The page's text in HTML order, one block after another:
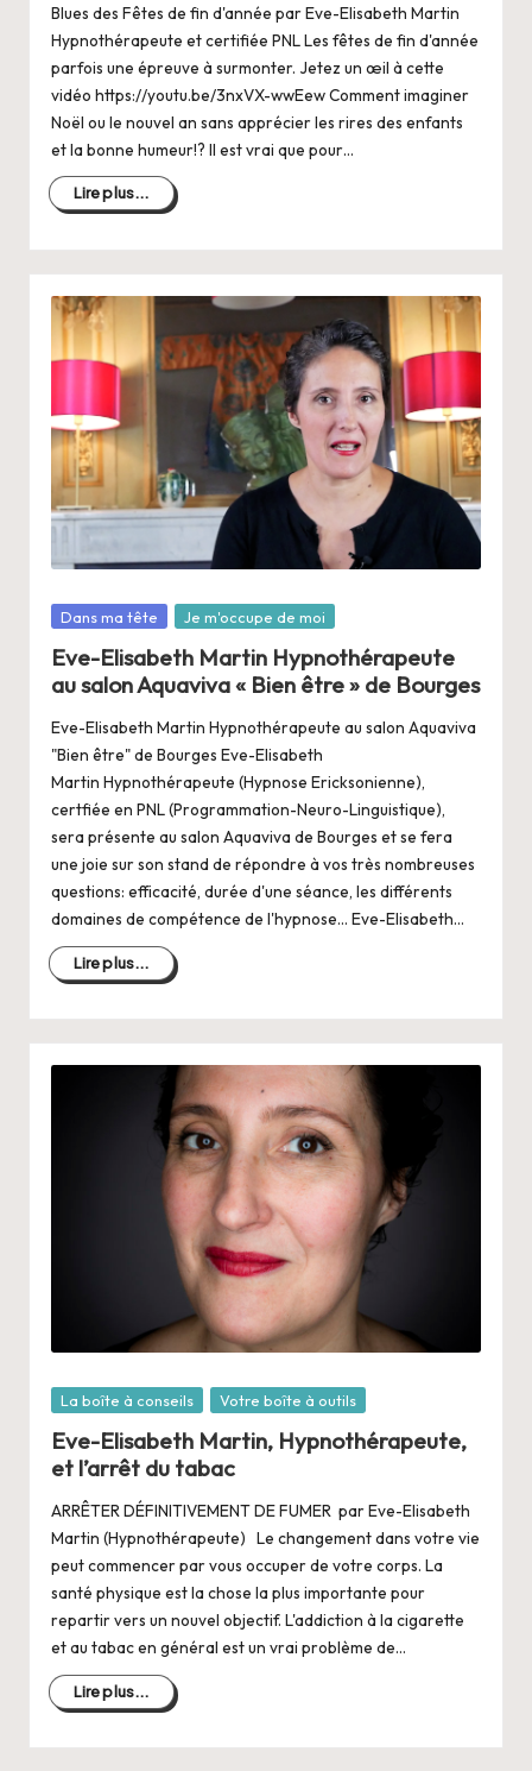
Blues des Fêtes de fin d'année par Eve-Elisabeth Martin
Hypnothérapeute et certifiée PNL Les fêtes de fin d'année
parfois une épreuve à surmonter. Jetez un œil à cette
vidéo https://youtu.be/3nxVX-wwEew Comment imaginer
Noël ou le nouvel an sans apprécier les rires des enfants
et la bonne humeur!? Il est vrai que pour…
Lire plus...
Posté
Dans ma tête Je m'occupe de moi
Eve-Elisabeth Martin Hypnothérapeute
au salon Aquaviva « Bien être » de Bourges
Eve-Elisabeth Martin Hypnothérapeute au salon Aquaviva
"Bien être" de Bourges Eve-Elisabeth
Martin Hypnothérapeute (Hypnose Ericksonienne),
certfiée en PNL (Programmation-Neuro-Linguistique),
sera présente au salon Aquaviva de Bourges et se fera
une joie sur son stand de répondre à vos très nombreuses
questions: efficacité, durée d'une séance, les différents
domaines de compétence de l'hypnose... Eve-Elisabeth…
Lire plus...
Posté
La boîte à conseils Votre boîte à outils
Eve-Elisabeth Martin, Hypnothérapeute,
et l’arrêt du tabac
ARRÊTER DÉFINITIVEMENT DE FUMER par Eve-Elisabeth
Martin (Hypnothérapeute) Le changement dans votre vie
peut commencer par vous occuper de votre corps. La
santé physique est la chose la plus importante pour
repartir vers un nouvel objectif. L'addiction à la cigarette
et au tabac en général est un vrai problème de…
Lire plus...